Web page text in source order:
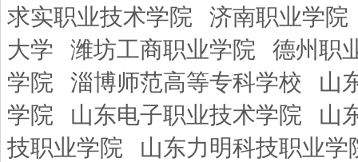
求实职业技术学院
济南职业学院
大学
潍坊工商职业学院
德州职
学院
淄博师范高等专科学校
山
学院
山东电子职业技术学院
山
技职业学院
山东力明科技职业学